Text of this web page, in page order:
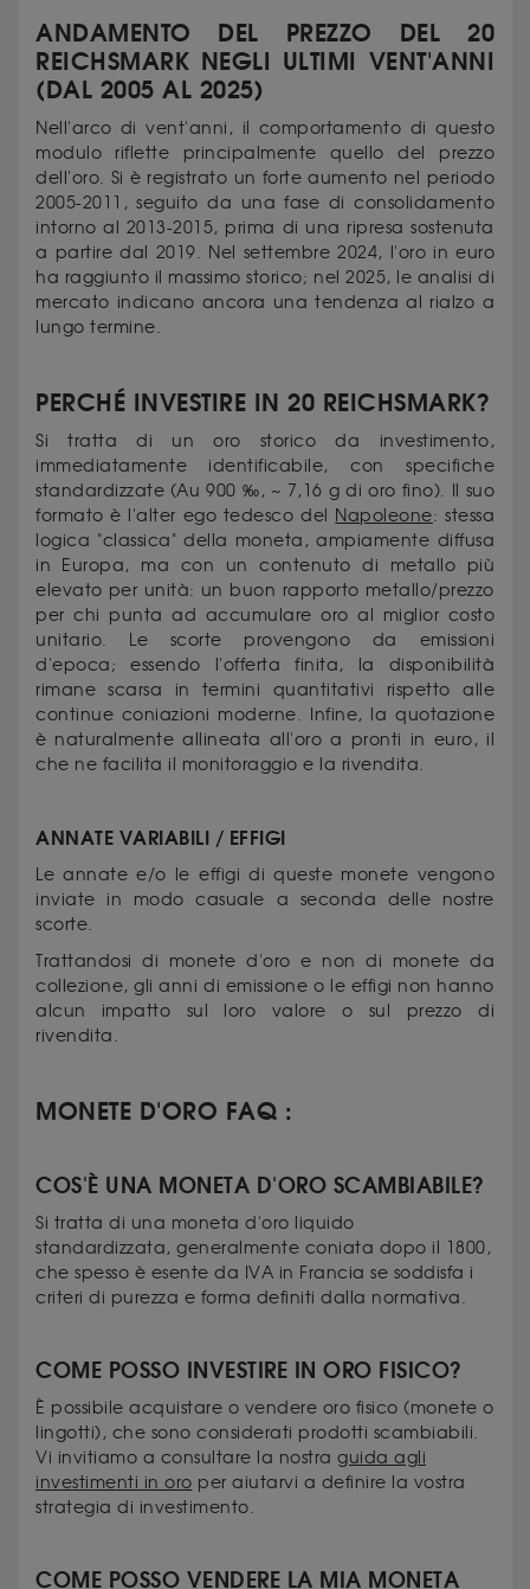
ANDAMENTO DEL PREZZO DEL 20
REICHSMARK NEGLI ULTIMI VENT'ANNI
(DAL 2005 AL 2025)
Nell'arco di vent'anni, il comportamento di questo
modulo riflette principalmente quello del prezzo
dell'oro. Si è registrato un forte aumento nel periodo
2005-2011, seguito da una fase di consolidamento
intorno al 2013-2015, prima di una ripresa sostenuta
a partire dal 2019. Nel settembre 2024, l'oro in euro
ha raggiunto il massimo storico; nel 2025, le analisi di
mercato indicano ancora una tendenza al rialzo a
lungo termine.
PERCHÉ INVESTIRE IN 20 REICHSMARK?
Si tratta di un oro storico da investimento,
immediatamente identificabile, con specifiche
standardizzate (Au 900 ‰, ~ 7,16 g di oro fino). Il suo
formato è l'alter ego tedesco del
Napoleone: stessa
logica "classica" della moneta, ampiamente diffusa
in Europa, ma con un contenuto di metallo più
elevato per unità: un buon rapporto metallo/prezzo
per chi punta ad accumulare oro al miglior costo
unitario. Le scorte provengono da emissioni
d'epoca; essendo l'offerta finita, la disponibilità
rimane scarsa in termini quantitativi rispetto alle
continue coniazioni moderne. Infine, la quotazione
è naturalmente allineata all'oro a pronti in euro, il
che ne facilita il monitoraggio e la rivendita.
ANNATE VARIABILI / EFFIGI
Le annate e/o le effigi di queste monete vengono
inviate in modo casuale a seconda delle nostre
scorte.
Trattandosi di monete d'oro e non di monete da
collezione, gli anni di emissione o le effigi non hanno
alcun impatto sul loro valore o sul prezzo di
rivendita.
MONETE D'ORO FAQ :
COS'È UNA MONETA D'ORO SCAMBIABILE?
Si tratta di una moneta d'oro liquido
standardizzata, generalmente coniata dopo il 1800,
che spesso è esente da IVA in Francia se soddisfa i
criteri di purezza e forma definiti dalla normativa.
COME POSSO INVESTIRE IN ORO FISICO?
È possibile acquistare o vendere oro fisico (monete o
lingotti), che sono considerati prodotti scambiabili.
Vi invitiamo a consultare la nostra guida agli
investimenti in oro per aiutarvi a definire la vostra
strategia di investimento.
COME POSSO VENDERE LA MIA MONETA